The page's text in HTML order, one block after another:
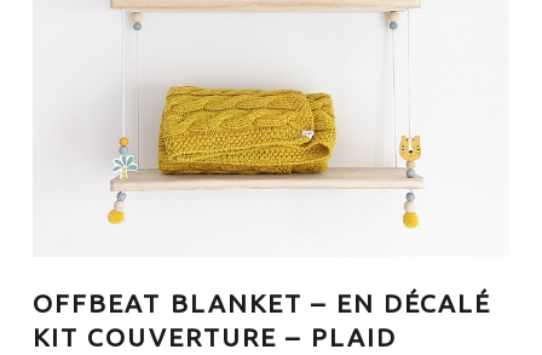
OFFBEAT BLANKET – EN DÉCALÉ
KIT COUVERTURE – PLAID